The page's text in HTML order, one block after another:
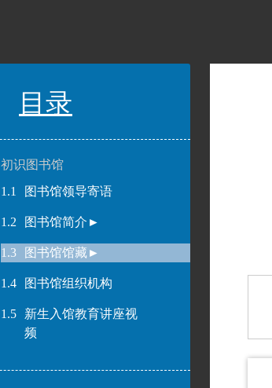
目录
初识图书馆
1.1
图书馆领导寄语
1.2 图书馆简介►
1.3 图书馆馆藏►
1.4 图书馆组织机构
1.5
新生入馆教育讲座视
频